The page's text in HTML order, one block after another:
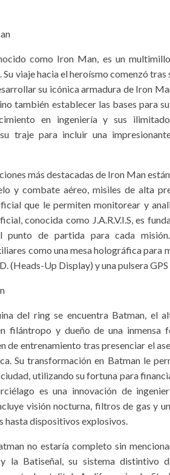
como Iron Man, es un
Su viaje hacia el heroísmo comenzó
su icónica armadura de Iron
también establecer las bases para
en ingeniería y sus
traje para incluir una
más destacadas de Iron Man
y combate aéreo, misiles de alta
que le permiten monitorear y
conocida como J.A.R.V.I.S, es
punto de partida para cada
como una mesa holográfica para
(Heads-Up Display) y una pulsera
del ring se encuentra Batman, el
filántropo y dueño de una inmensa
de entrenamiento tras presenciar el
Su transformación en Batman le
utilizando su fortuna para
es una innovación de
visión nocturna, filtros de gas y
hasta dispositivos explosivos.
no estaría completo sin
la Batiseñal, su sistema distintivo